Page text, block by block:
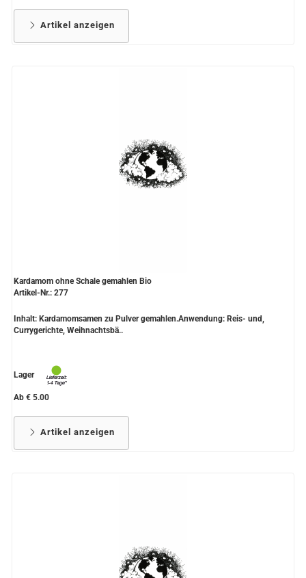
Artikel anzeigen
Kardamom ohne Schale gemahlen Bio
Artikel-Nr.: 277
Inhalt: Kardamomsamen zu Pulver gemahlen.Anwendung: Reis- und,
Currygerichte, Weihnachtsbä..
Lager
Ab € 5.00
Artikel anzeigen